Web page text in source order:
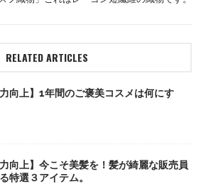
RELATED ARTICLES
力向上】1年間のご褒美コスメは何にす
力向上】今こそ美髪を！髪が綺麗な販売員
特選３アイテム。